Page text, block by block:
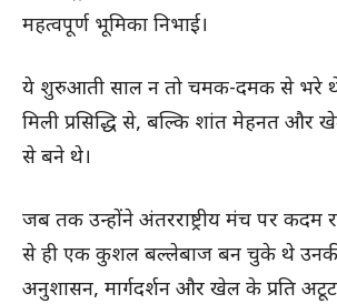
महत्वपूर्ण भूमिका निभाई।
ये शुरुआती साल न तो चमक-दमक से भरे
मिली प्रसिद्धि से, बल्कि शांत मेहनत और
से बने थे।
जब तक उन्होंने अंतरराष्ट्रीय मंच पर कदम
से ही एक कुशल बल्लेबाज बन चुके थे
अनुशासन, मार्गदर्शन और खेल के प्रति